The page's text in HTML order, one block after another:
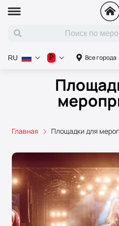
Все города
RU ₽
Главная Площадки для